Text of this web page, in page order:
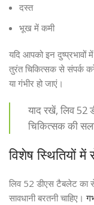
दस्त
भूख में कमी
यदि आपको इन
तुरंत चिकित्सक से संपर्क
या गंभीर हो जाएं।
याद रखें, लिव
चिकित्सक की
विशेष स्थितियों
लिव 52 डीएस टैबलेट का
सावधानी बरतनी चाहिए।